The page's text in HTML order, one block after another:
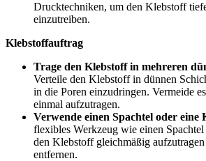
Drucktechniken, um den Klebstoff
einzutreiben.
Klebstoffauftrag
Trage den Klebstoff in mehreren
Verteile den Klebstoff in dünnen
in die Poren einzudringen. Vermeide
einmal aufzutragen.
Verwende einen Spachtel oder eine
flexibles Werkzeug wie einen
den Klebstoff gleichmäßig
entfernen.